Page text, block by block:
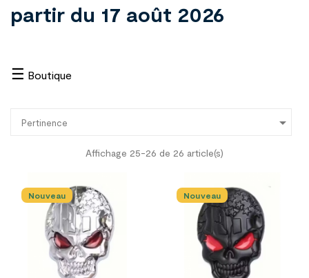
partir du 17 août 2026
Boutique
☰
Pertinence 
Affichage 25-26 de 26 article(s)
Nouveau Nouveau